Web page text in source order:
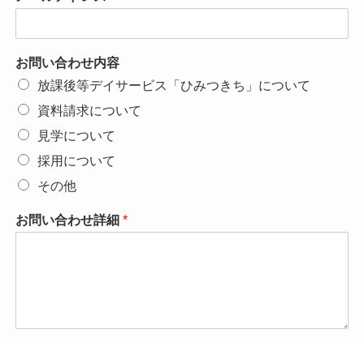
お問い合わせ内容
放課後等デイサービス「ひみつきち」について
資料請求について
見学について
採用について
その他
お問い合わせ詳細 *